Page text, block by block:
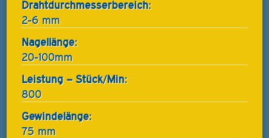
Drahtdurchmesserbereich:
2-6 mm
Nagellänge:
20-100mm
Leistung – Stück/Min:
800
Gewindelänge:
75 mm